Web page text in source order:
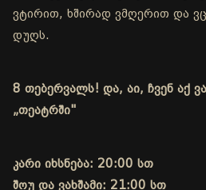
ვტირით, ხშირად ვმღერით და
დუღს.
8 თებერვალს! და, აი, ჩვენ აქ
„თეატრში"
კარი იხსნება: 20:00 სთ
შოუ და ვახშამი: 21:00 სთ